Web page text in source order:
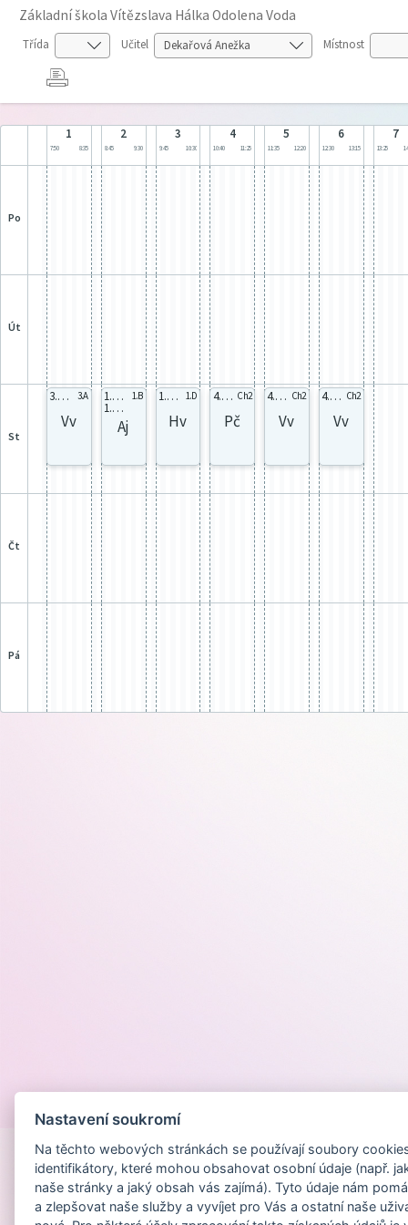
Základní škola Vítězslava Hálka Odolena Voda
Třída Učitel Místnost
1
7:50 8:35
2
8:45 9:30
3
9:45 10:30
4
10:40 11:25
5
11:35 12:20
6
12:30 13:15
7
13:25
po
út
st
3.A celá 3.A
Vv
1.A Aj2
1.B Aj2
1.B
Aj
1.D celá 1.D
Hv
4.A celá Ch2
Pč
4.A celá Ch2
Vv
4.A celá Ch2
Vv
čt
pá
Nastavení soukromí
Na těchto webových stránkách se používají soubory
identifikátory, které mohou obsahovat osobní údaje (např.
naše stránky a jaký obsah vás zajímá). Tyto údaje nám
a zlepšovat naše služby a vyvíjet pro Vás a ostatní naše